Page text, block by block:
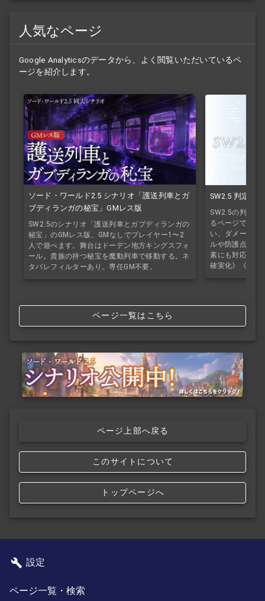
人気なページ
Google Analyticsのデータから、よく閲覧いただいているペ
ージを紹介します。
ソード・ワールド2.5 シナリオ「護送列車とガ
ブディランガの秘宝」GMレス版
SW2.5のシナリオ「護送列車とガブディランガの
秘宝」のGMレス版。GMなしでプレイヤー1〜2
人で遊べます。舞台はドーデン地方キングスフォ
ール。貴族の持つ秘宝を魔動列車で移動する。ネ
タバレフィルターあり。専任GM不要。
SW2.5 判定シ
SW2.5の判定や
るページです。
い、ダメージの
ルや防護点、半
素にも対応して
確実化》《魔法
ページ一覧はこちら
ページ上部へ戻る
このサイトについて
トップページへ
設定
ページ一覧・検索